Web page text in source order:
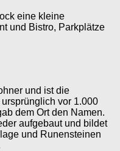
eine kleine
und Bistro, Parkplätze
und ist die
vor 1.000
dem Ort den Namen.
aufgebaut und bildet
und Runensteinen